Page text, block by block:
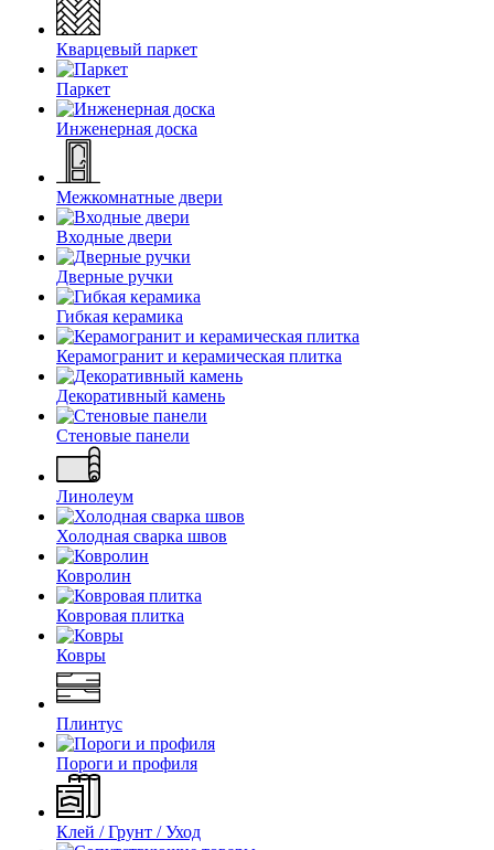
Кварцевый паркет
Паркет
Инженерная доска
Межкомнатные двери
Входные двери
Дверные ручки
Гибкая керамика
Керамогранит и керамическая плитка
Декоративный камень
Стеновые панели
Линолеум
Холодная сварка швов
Ковролин
Ковровая плитка
Ковры
Плинтус
Пороги и профиля
Клей / Грунт / Уход